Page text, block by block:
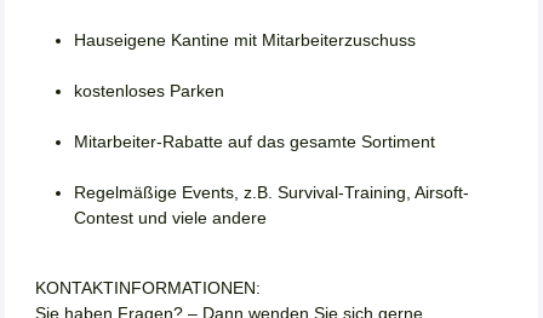
Hauseigene Kantine mit Mitarbeiterzuschuss
kostenloses Parken
Mitarbeiter-Rabatte auf das gesamte Sortiment
Regelmäßige Events, z.B. Survival-Training, Airsoft-
Contest und viele andere
KONTAKTINFORMATIONEN:
Sie haben Fragen? – Dann wenden Sie sich gerne